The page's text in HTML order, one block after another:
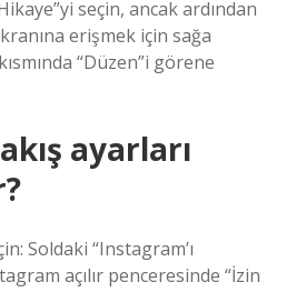
seçin, ancak ardından
erişmek için sağa
“Düzen”i görene
ayarları
Soldaki “Instagram’ı
açılır penceresinde “İzin